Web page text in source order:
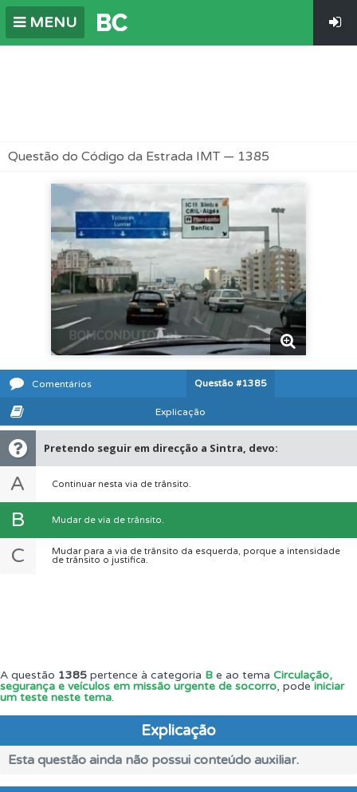
MENU
Questão do Código da Estrada IMT — 1385
Comentários Questão #1385
Explicação
Pretendo seguir em direcção a Sintra, devo:
A Continuar nesta via de trânsito.
B Mudar de via de trânsito.
C
Mudar para a via de trânsito da esquerda, porque a intensidade
de trânsito o justifica.
A questão 1385 pertence à categoria B e ao tema Circulação,
segurança e veículos em missão urgente de socorro, pode iniciar
um teste neste tema.
Explicação
Esta questão ainda não possui conteúdo auxiliar.